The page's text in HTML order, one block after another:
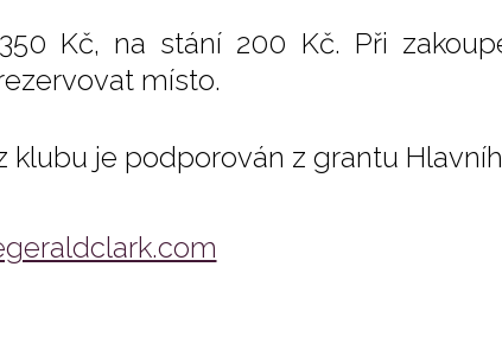
Kč, na stání 200 Kč. Při
místo.
klubu je podporován z grantu